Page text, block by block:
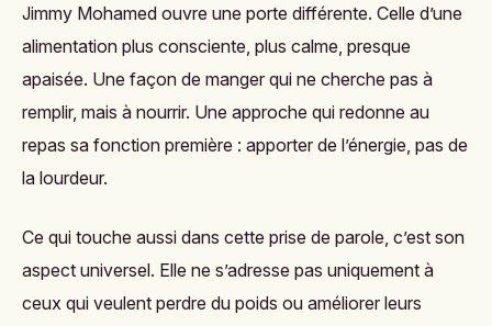
Jimmy Mohamed ouvre une porte différente. Celle d’une
alimentation plus consciente, plus calme, presque
apaisée. Une façon de manger qui ne cherche pas à
remplir, mais à nourrir. Une approche qui redonne au
repas sa fonction première : apporter de l’énergie, pas de
la lourdeur.
Ce qui touche aussi dans cette prise de parole, c’est son
aspect universel. Elle ne s’adresse pas uniquement à
ceux qui veulent perdre du poids ou améliorer leurs